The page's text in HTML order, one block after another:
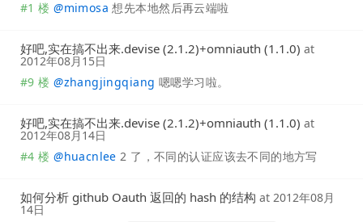
#1 楼 @mimosa 想先本地然后再云端啦
好吧,实在搞不出来.devise (2.1.2)+omniauth (1.1.0) at
2012年08月15日
#9 楼 @zhangjingqiang 嗯嗯学习啦。
好吧,实在搞不出来.devise (2.1.2)+omniauth (1.1.0) at
2012年08月14日
#4 楼 @huacnlee 2 了，不同的认证应该去不同的地方写
如何分析 github Oauth 返回的 hash 的结构 at 2012年08月
14日